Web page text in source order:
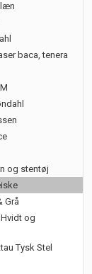
baca, tenera
og stentøj
Grå
og
Tysk Stel